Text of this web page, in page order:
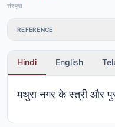
संस्कृत
REFERENCE
Hindi English
मथुरा नगर के स्त्री और